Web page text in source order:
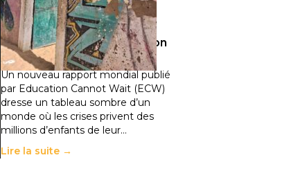
de la guerre, des chocs
climatiques et des
déplacements de population
11 juillet 2026 -National
Un nouveau rapport mondial publié
par Education Cannot Wait (ECW)
dresse un tableau sombre d’un
monde où les crises privent des
millions d’enfants de leur…
Lire la suite →